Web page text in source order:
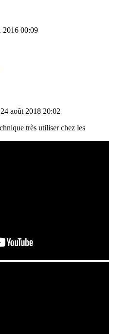
2016 00:09
août 2018 20:02
très utiliser chez les